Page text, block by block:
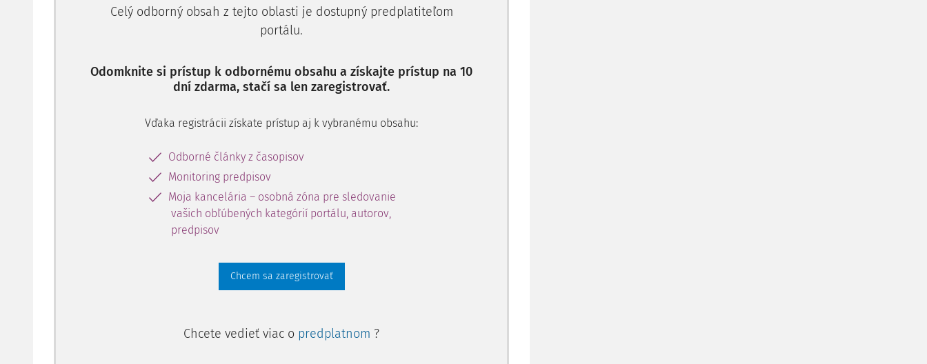
ktorému tento byt bol pridelený do užívania ako byt podnikový podľa § 66 zákona č. 41/64 Zb.,
a že predmetný byt nikdy neužívala protiprávne, ale vždy ako manželka žalovaného a byt
(predovšetkým listinných dôkazov: stanoviska Miestneho
Celý odborný obsah z tejto oblasti je dostupný predplatiteľom
portálu.
Odomknite si prístup k odbornému obsahu a získajte prístup na 10
dní zdarma, stačí sa len zaregistrovať.
Vďaka registrácii získate prístup aj k vybranému obsahu:
Odborné články z časopisov
Monitoring predpisov
Moja kancelária – osobná zóna pre sledovanie
vašich obľúbených kategórií portálu, autorov,
predpisov
Chcem sa zaregistrovať
Chcete vedieť viac o predplatnom ?